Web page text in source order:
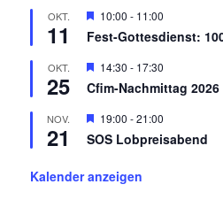
e
h
o
e
n
o
r
e
h
o
e
n
OKT.
11
H
r
o
r
e
h
o
n
10:00 - 11:00
Fest-Gottesdienst:
OKT.
25
H
e
r
o
r
h
14:30 - 17:30
Cfim-Nachmittag 2026
NOV.
21
H
e
r
o
19:00 -21:00
SOS Lobpreisabend
Kalender anzeigen